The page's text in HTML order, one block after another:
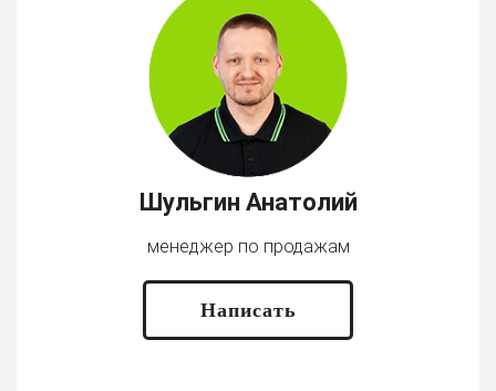
Шульгин Анатолий
менеджер по продажам
Написать